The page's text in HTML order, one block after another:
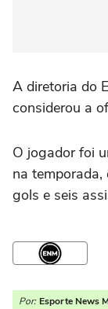
A diretoria do
considerou a
O jogador foi
na
gols e seis
Por: Esporte News